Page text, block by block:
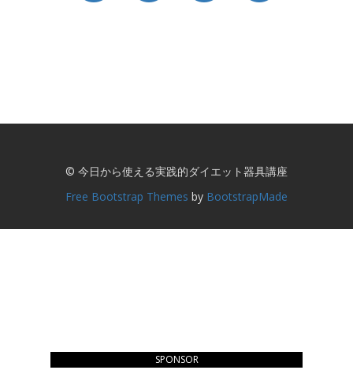
© 今日から使える実践的ダイエット器具講座
Free Bootstrap Themes by BootstrapMade
SPONSOR